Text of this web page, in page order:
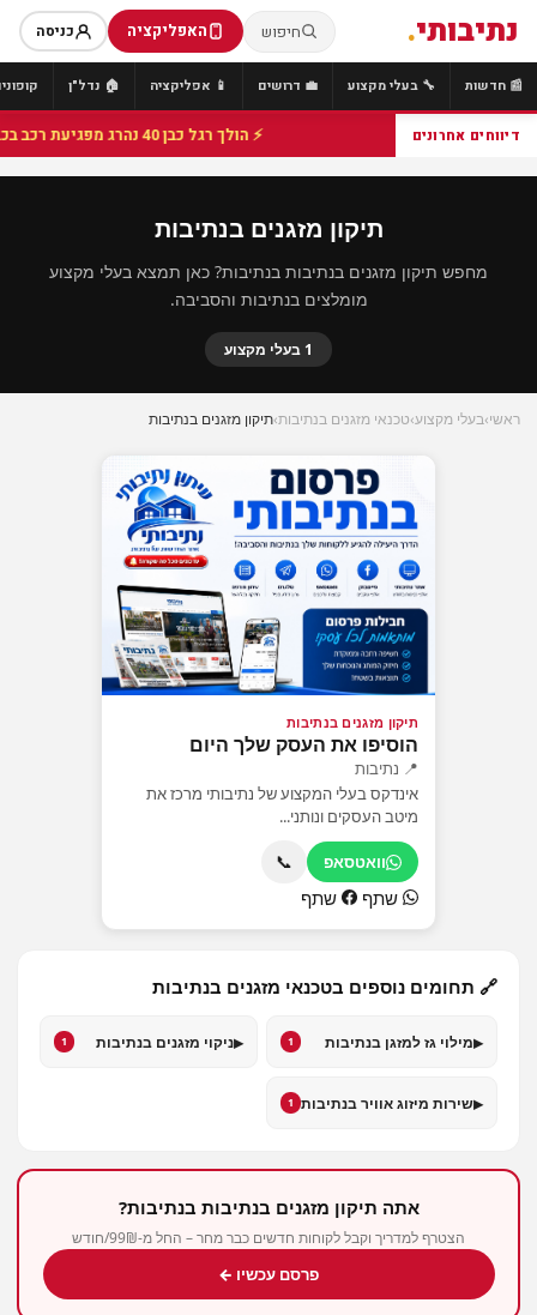
נתיבותי. חיפוש האפליקציה כניסה
📰 חדשות 🔧 בעלי מקצוע 💼 דרושים 📱 אפליקציה 🏠 נדל"ן
דיווחים אחרונים ⚡ הולך רגל כבן 40 נהרג מפגיעת רכב בכביש 25 סמוך לצומת הנשיא, מתנדבי זק"א פועלו בזירה
תיקון מזגנים בנתיבות
מחפש תיקון מזגנים בנתיבות בנתיבות? כאן תמצא בעלי מקצוע
מומלצים בנתיבות והסביבה.
1 בעלי מקצוע
ראשי›בעלי מקצוע›טכנאי מזגנים בנתיבות›תיקון מזגנים בנתיבות
תיקון מזגנים בנתיבות
הוסיפו את העסק שלך היום
📍 נתיבות
אינדקס בעלי המקצוע של נתיבותי מרכז את
מיטב העסקים ונותני...
וואטסאפ 📞
שתף שתף
🔗 תחומים נוספים בטכנאי מזגנים בנתיבות
▸מילוי גז למזגן בנתיבות 1
▸ניקוי מזגנים בנתיבות 1
▸שירות מיזוג אוויר בנתיבות 1
אתה תיקון מזגנים בנתיבות בנתיבות?
הצטרף למדריך וקבל לקוחות חדשים כבר מחר – החל מ-99₪/חודש
פרסם עכשיו ←